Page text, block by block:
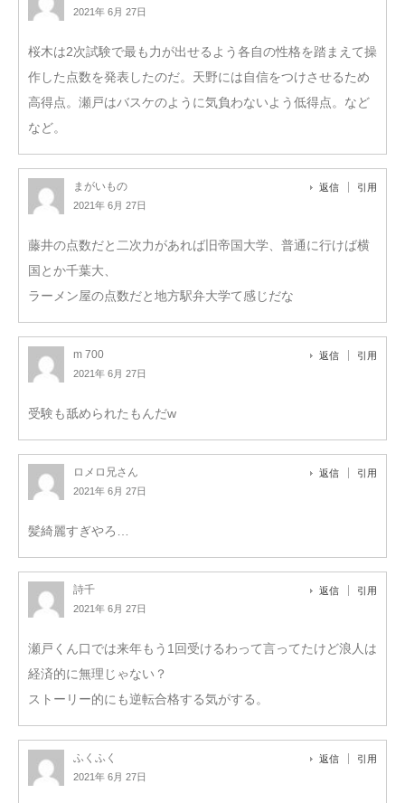
2021年 6月 27日
桜木は2次試験で最も力が出せるよう各自の性格を踏まえて操
作した点数を発表したのだ。天野には自信をつけさせるため
高得点。瀬戸はバスケのように気負わないよう低得点。など
など。
まがいもの
2021年 6月 27日
返信 引用
藤井の点数だと二次力があれば旧帝国大学、普通に行けば横
国とか千葉大、
ラーメン屋の点数だと地方駅弁大学て感じだな
m 700
2021年 6月 27日
返信 引用
受験も舐められたもんだw
ロメロ兄さん
2021年 6月 27日
返信 引用
髪綺麗すぎやろ…
詩千
2021年 6月 27日
返信 引用
瀬戸くん口では来年もう1回受けるわって言ってたけど浪人は
経済的に無理じゃない？
ストーリー的にも逆転合格する気がする。
ふくふく
2021年 6月 27日
返信 引用